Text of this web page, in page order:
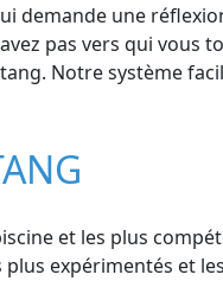
demande une
pas vers qui vous
Notre système
et les plus
expérimentés et